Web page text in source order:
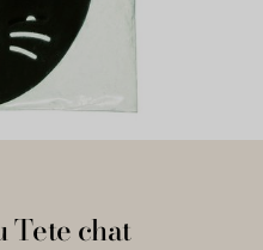
Tete chat